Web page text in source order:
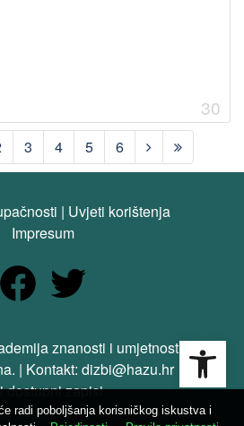
30
3 4 5 6
| Uvjeti korištenja
Impresum
znanosti i umjetnosti. Sva
| Kontakt: dizbi@hazu.hr
dostupni zapisi
radi poboljšanja korisničkog iskustva i